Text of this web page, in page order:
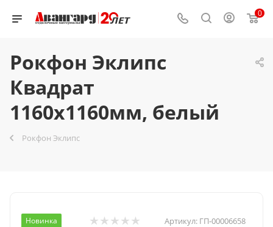
0
Рокфон Эклипс
Квадрат
1160х1160мм, белый
Рокфон Эклипс
Новинка Артикул: ГП-00006658